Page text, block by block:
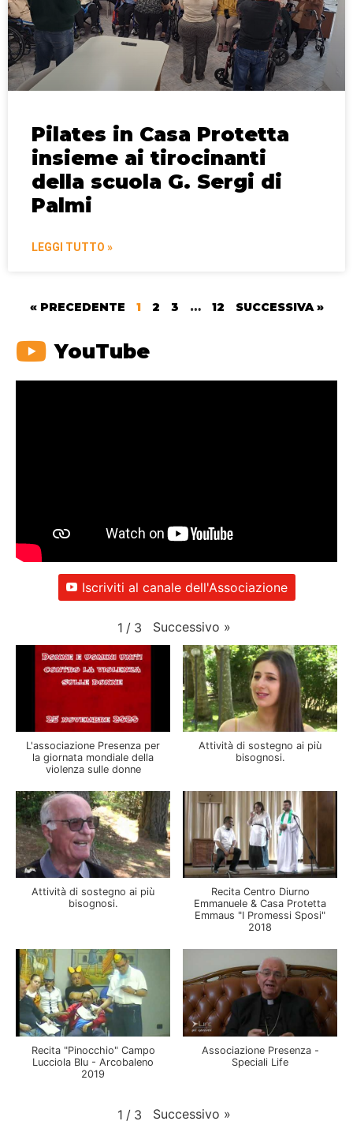
Pilates in Casa Protetta
insieme ai tirocinanti
della scuola G. Sergi di
Palmi
LEGGI TUTTO »
« PRECEDENTE 1 2 3 … 12 SUCCESSIVA »
YouTube
Iscriviti al canale dell'Associazione
1 / 3 Successivo »
L'associazione Presenza per
la giornata mondiale della
violenza sulle donne
Attività di sostegno ai più
bisognosi.
Attività di sostegno ai più
bisognosi.
Recita Centro Diurno
Emmanuele & Casa Protetta
Emmaus "I Promessi Sposi"
2018
Recita "Pinocchio" Campo
Lucciola Blu - Arcobaleno
2019
Associazione Presenza -
Speciali Life
1 / 3 Successivo »